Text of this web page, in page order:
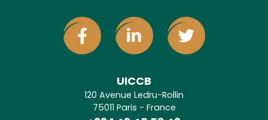
UICCB
120 Avenue Ledru-Rollin
75011 Paris - France